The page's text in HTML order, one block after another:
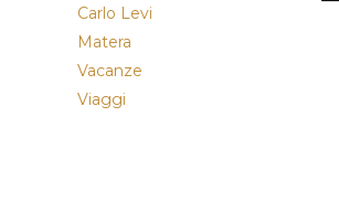
Carlo Levi
Matera
Vacanze
Viaggi